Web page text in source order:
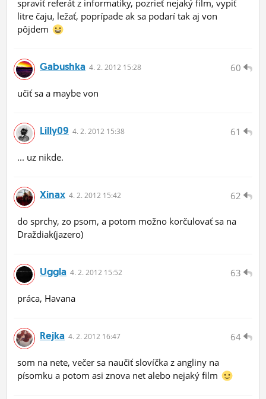
spraviť referát z informatiky, pozrieť nejaký film, vypiť
litre čaju, ležať, poprípade ak sa podarí tak aj von
pôjdem
60
Gabushka 4. 2. 2012 15:28
učiť sa a maybe von
61
Lilly09 4. 2. 2012 15:38
... uz nikde.
62
Xinax 4. 2. 2012 15:42
do sprchy, zo psom, a potom možno korčulovať sa na
Draždiak(jazero)
63
Uggla 4. 2. 2012 15:52
práca, Havana
64
Rejka 4. 2. 2012 16:47
som na nete, večer sa naučiť slovíčka z angliny na
písomku a potom asi znova net alebo nejaký film